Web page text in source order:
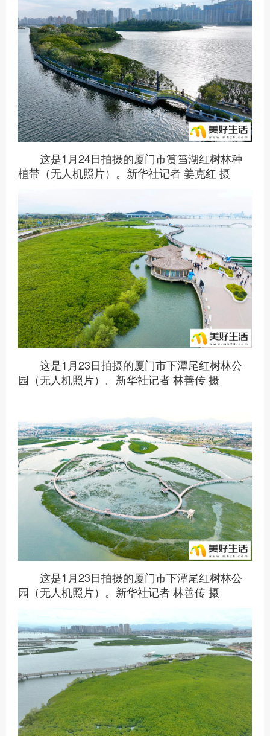
这是1月24日拍摄的厦门市筼筜湖红树林种
植带（无人机照片）。新华社记者 姜克红 摄
这是1月23日拍摄的厦门市下潭尾红树林公
园（无人机照片）。新华社记者 林善传 摄
这是1月23日拍摄的厦门市下潭尾红树林公
园（无人机照片）。新华社记者 林善传 摄